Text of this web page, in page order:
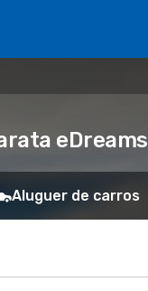
eDreams
Aluguer de carros